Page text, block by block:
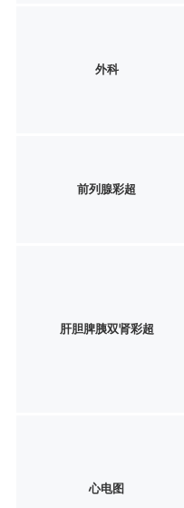
外科
前列腺彩超
肝胆脾胰双肾彩超
心电图